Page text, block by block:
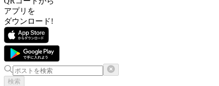
アプリを
ダウンロード!
検索